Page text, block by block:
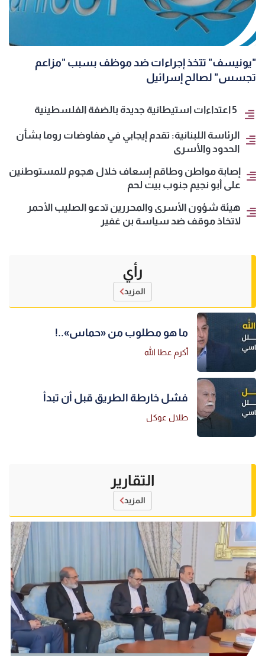
"يونيسف" تتخذ إجراءات ضد موظف بسبب "مزاعم
تجسس" لصالح إسرائيل
5 اعتداءات استيطانية جديدة بالضفة الفلسطينية
الرئاسة اللبنانية: تقدم إيجابي في مفاوضات روما بشأن
الحدود والأسرى
إصابة مواطن وطاقم إسعاف خلال هجوم للمستوطنين
على أبو نجيم جنوب بيت لحم
هيئة شؤون الأسرى والمحررين تدعو الصليب الأحمر
لاتخاذ موقف ضد سياسة بن غفير
رأي
المزيد
ما هو مطلوب من «حماس»..!
أكرم عطا الله
فشل خارطة الطريق قبل أن تبدأ
طلال عوكل
التقارير
المزيد